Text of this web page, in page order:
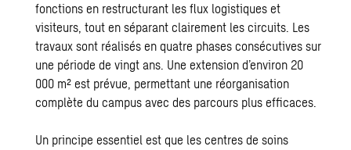
fonctions en restructurant les flux logistiques et
visiteurs, tout en séparant clairement les circuits. Les
travaux sont réalisés en quatre phases consécutives sur
une période de vingt ans. Une extension d’environ 20
000 m² est prévue, permettant une réorganisation
complète du campus avec des parcours plus efficaces.
Un principe essentiel est que les centres de soins